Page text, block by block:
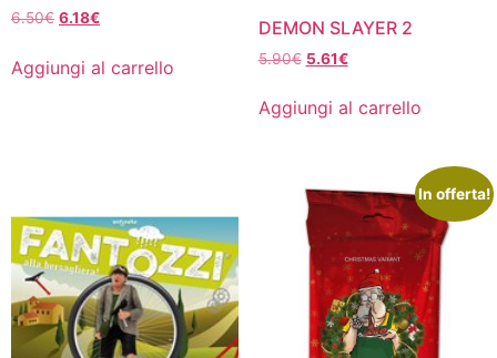
6.50€ Il
originale
era:
6.18€Il
attuale
Aggiungi al carrello
DEMON SLAYER 2
5.90€ Il
originale
era:
5.61€Il
attuale
Aggiungi al carrello
In offerta!